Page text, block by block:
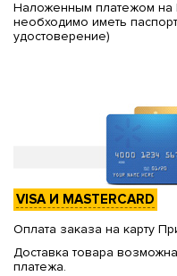
Наложенным платежом на
необходимо иметь
удостоверение)
VISA И MASTERCARD
Оплата заказа на карту
Доставка товара
платежа.